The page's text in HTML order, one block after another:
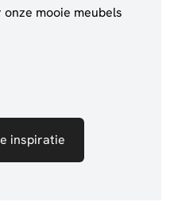
mooie meubels
inspiratie